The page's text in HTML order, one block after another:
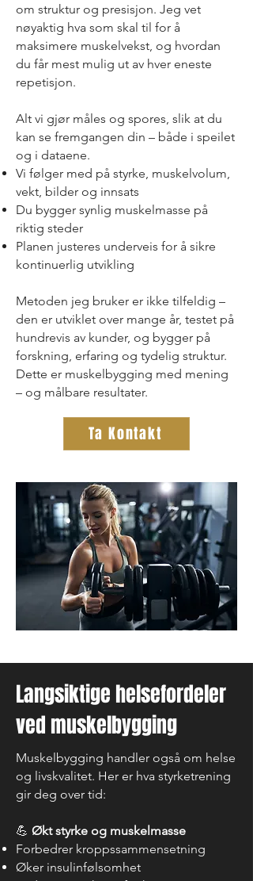
om struktur og presisjon. Jeg vet
nøyaktig hva som skal til for å
maksimere muskelvekst, og hvordan
du får mest mulig ut av hver eneste
repetisjon.
Alt vi gjør måles og spores, slik at du
kan se fremgangen din – både i speilet
og i dataene.
Vi følger med på styrke, muskelvolum,
vekt, bilder og innsats
Du bygger synlig muskelmasse på
riktig steder
Planen justeres underveis for å sikre
kontinuerlig utvikling
Metoden jeg bruker er ikke tilfeldig –
den er utviklet over mange år, testet på
hundrevis av kunder, og bygger på
forskning, erfaring og tydelig struktur.
Dette er muskelbygging med mening
– og målbare resultater.
Ta Kontakt
Langsiktige helsefordeler
ved muskelbygging
Muskelbygging handler også om helse
og livskvalitet. Her er hva styrketrening
gir deg over tid:
💪 Økt styrke og muskelmasse
Forbedrer kroppssammensetning
Øker insulinfølsomhet